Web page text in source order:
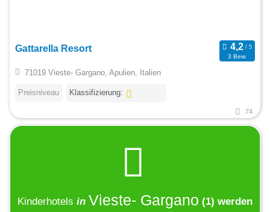
Gattarella Resort
3 Bew.
71019 Vieste- Gargano, Apulien, Italien
Preisniveau Klassifizierung:
74
Kinderhotels in Vieste- Gargano (1) werden